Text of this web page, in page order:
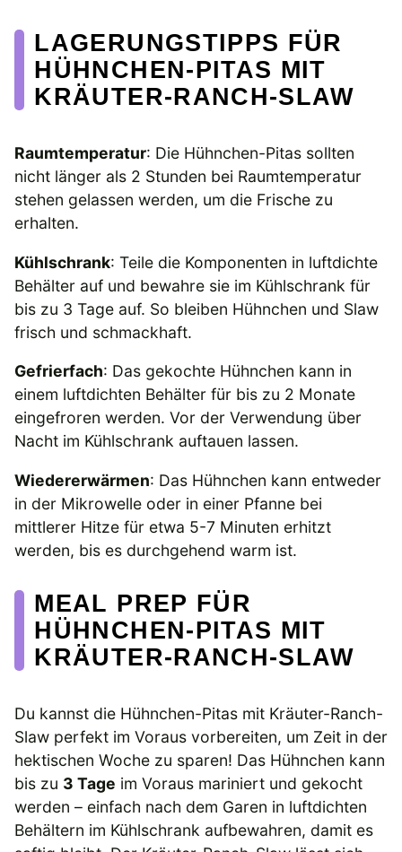
LAGERUNGSTIPPS FÜR
HÜHNCHEN-PITAS MIT
KRÄUTER-RANCH-SLAW
Raumtemperatur: Die Hühnchen-Pitas sollten
nicht länger als 2 Stunden bei Raumtemperatur
stehen gelassen werden, um die Frische zu
erhalten.
Kühlschrank: Teile die Komponenten in luftdichte
Behälter auf und bewahre sie im Kühlschrank für
bis zu 3 Tage auf. So bleiben Hühnchen und Slaw
frisch und schmackhaft.
Gefrierfach: Das gekochte Hühnchen kann in
einem luftdichten Behälter für bis zu 2 Monate
eingefroren werden. Vor der Verwendung über
Nacht im Kühlschrank auftauen lassen.
Wiedererwärmen: Das Hühnchen kann entweder
in der Mikrowelle oder in einer Pfanne bei
mittlerer Hitze für etwa 5-7 Minuten erhitzt
werden, bis es durchgehend warm ist.
MEAL PREP FÜR
HÜHNCHEN-PITAS MIT
KRÄUTER-RANCH-SLAW
Du kannst die Hühnchen-Pitas mit Kräuter-Ranch-
Slaw perfekt im Voraus vorbereiten, um Zeit in der
hektischen Woche zu sparen! Das Hühnchen kann
bis zu 3 Tage im Voraus mariniert und gekocht
werden – einfach nach dem Garen in luftdichten
Behältern im Kühlschrank aufbewahren, damit es